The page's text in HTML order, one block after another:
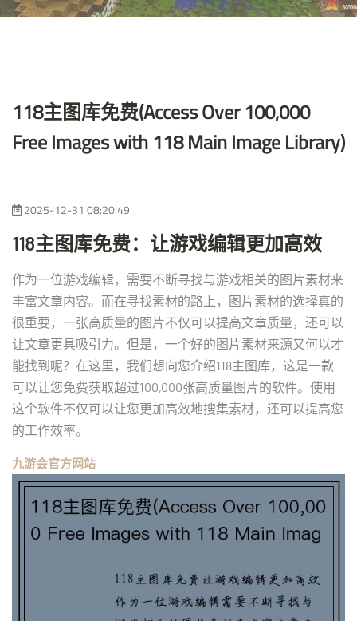
118主图库免费(Access Over 100,000
Free Images with 118 Main Image Library)
2025-12-31 08:20:49
118主图库免费：让游戏编辑更加高效
作为一位游戏编辑，需要不断寻找与游戏相关的图片素材来
丰富文章内容。而在寻找素材的路上，图片素材的选择真的
很重要，一张高质量的图片不仅可以提高文章质量，还可以
让文章更具吸引力。但是，一个好的图片素材来源又何以才
能找到呢？在这里，我们想向您介绍118主图库，这是一款
可以让您免费获取超过100,000张高质量图片的软件。使用
这个软件不仅可以让您更加高效地搜集素材，还可以提高您
的工作效率。
九游会官方网站